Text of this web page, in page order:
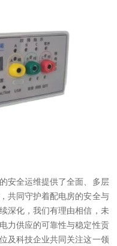
安全运维提供了全面、多层
共同守护着配电房的安全与
深化，我们有理由相信，未
力供应的可靠性与稳定性贡
及科技企业共同关注这一领